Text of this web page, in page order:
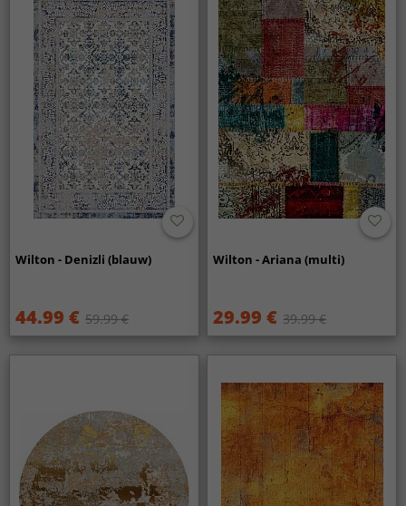
Wilton - Denizli (blauw)
44.99 € 59.99 €
Wilton - Ariana (multi)
29.99 € 39.99 €